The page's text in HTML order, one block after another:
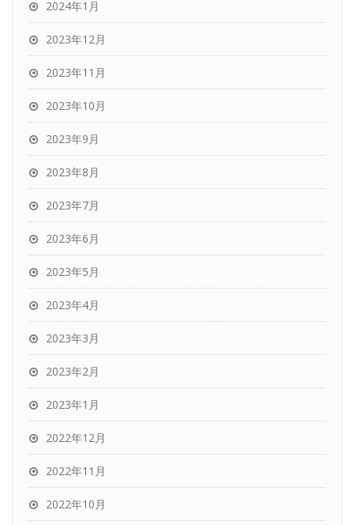
2024年1月
2023年12月
2023年11月
2023年10月
2023年9月
2023年8月
2023年7月
2023年6月
2023年5月
2023年4月
2023年3月
2023年2月
2023年1月
2022年12月
2022年11月
2022年10月